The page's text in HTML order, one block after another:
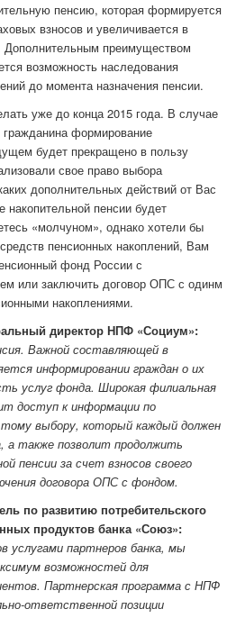
пенсию, которая формируется
взносов и увеличивается в
Дополнительным преимуществом
возможность наследования
до момента назначения пенсии.
уже до конца 2015 года. В случае
гражданина формирование
будет прекращено в пользу
свое право выбора
дополнительных действий от Вас
накопительной пенсии будет
«молчуном», однако хотели бы
пенсионных накоплений, Вам
фонд России с
или заключить договор ОПС с одинм
накоплениями.
директор НПФ «Социум»:
Важной составляющей в
информировании граждан о их
услуг фонда. Широкая филиальная
доступ к информации по
выбору, который каждый должен
а также позволит продолжить
пенсии за счет взносов своего
договора ОПС с фондом.
по развитию потребительского
продуктов банка «Союз»:
услугами партнеров банка, мы
возможностей для
Партнерская программа с НПФ
ответственной позиции